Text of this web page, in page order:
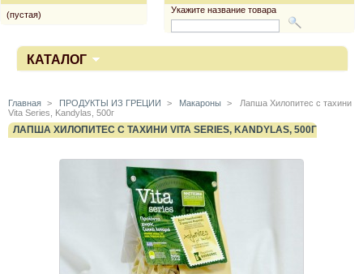
КАТАЛОГ
Главная > ПРОДУКТЫ ИЗ ГРЕЦИИ > Макароны >
Лапша Хилопитес с тахини
Vita Series, Kandylas, 500г
ЛАПША ХИЛОПИТЕС С ТАХИНИ VITA SERIES, KANDYLAS, 500Г
Укажите название товара
(пустая)